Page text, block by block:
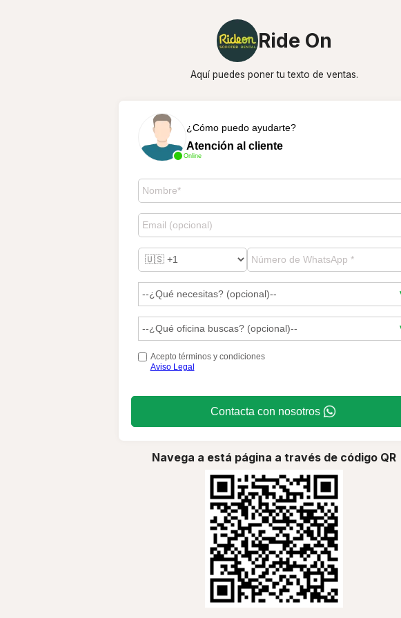
Ride On
Aquí puedes poner tu texto de ventas.
Online
¿Cómo puedo ayudarte?
Atención al cliente
Acepto términos y condiciones
Aviso Legal
Contacta con nosotros
Navega a está página a través de código QR